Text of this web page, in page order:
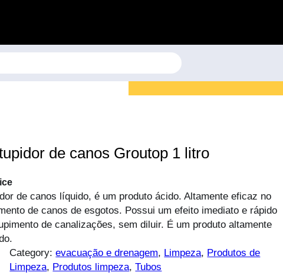
de canos Groutop 1 litro
de canos líquido, é um produto ácido. Altamente eficaz no
de canos de esgotos. Possui um efeito imediato e rápido
de canalizações, sem diluir. É um produto altamente
Category:evacuação e drenagem, Limpeza, Produtos de
Limpeza, Produtos limpeza, Tubos